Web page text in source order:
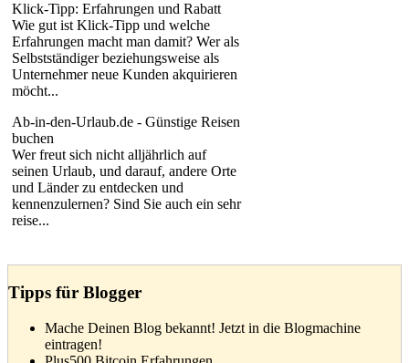
Klick-Tipp: Erfahrungen und Rabatt
Wie gut ist Klick-Tipp und welche
Erfahrungen macht man damit? Wer als
Selbstständiger beziehungsweise als
Unternehmer neue Kunden akquirieren
möcht...
Ab-in-den-Urlaub.de - Günstige Reisen
buchen
Wer freut sich nicht alljährlich auf
seinen Urlaub, und darauf, andere Orte
und Länder zu entdecken und
kennenzulernen? Sind Sie auch ein sehr
reise...
Tipps für Blogger
Mache Deinen Blog bekannt! Jetzt in die Blogmachine
eintragen!